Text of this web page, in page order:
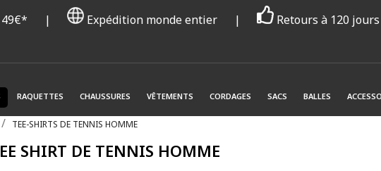
| Expédition monde entier | Retours à 120 jours
RAQUETTES CHAUSSURES VÊTEMENTS CORDAGES SACS BALLES
TEE-SHIRTS DE TENNIS HOMME
SHIRT DE TENNIS HOMME